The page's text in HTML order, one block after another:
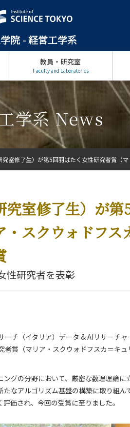
院 - 経営工学系
教員・研究室
Faculty and Laboratories
学系 News
室修了生）が第
スクウォドフス
性研究者を表彰
チ（イタリア）データ & AIリサーチ
賞（マリア・スクウォドフスカ＝キ
グの分野において、厳密な数理理論に
なアルゴリズム基盤の構築に取り組ん
価され、今回の受賞に至りました。
室修了生）が第5回羽ばたく女性研究者賞（